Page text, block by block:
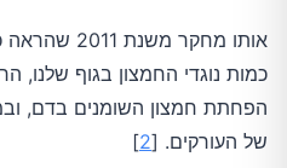
אותו מחקר
כמות נוגדי החמצון בגוף
הפחתת חמצון השומנים בדם,
של העורקים. [2
]